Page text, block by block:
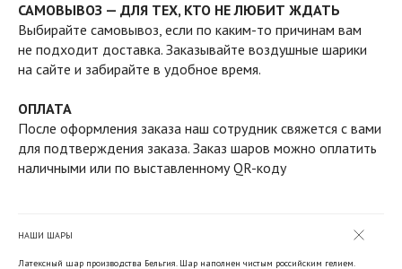
САМОВЫВОЗ — ДЛЯ ТЕХ, КТО НЕ ЛЮБИТ ЖДАТЬ
Выбирайте самовывоз, если по каким-то причинам вам
не подходит доставка. Заказывайте воздушные шарики
на сайте и забирайте в удобное время.
ОПЛАТА
После оформления заказа наш сотрудник свяжется с вами
для подтверждения заказа. Заказ шаров можно оплатить
наличными или по выставленному QR-коду
НАШИ ШАРЫ
Латексный шар производства Бельгия. Шар наполнен чистым российским гелием.